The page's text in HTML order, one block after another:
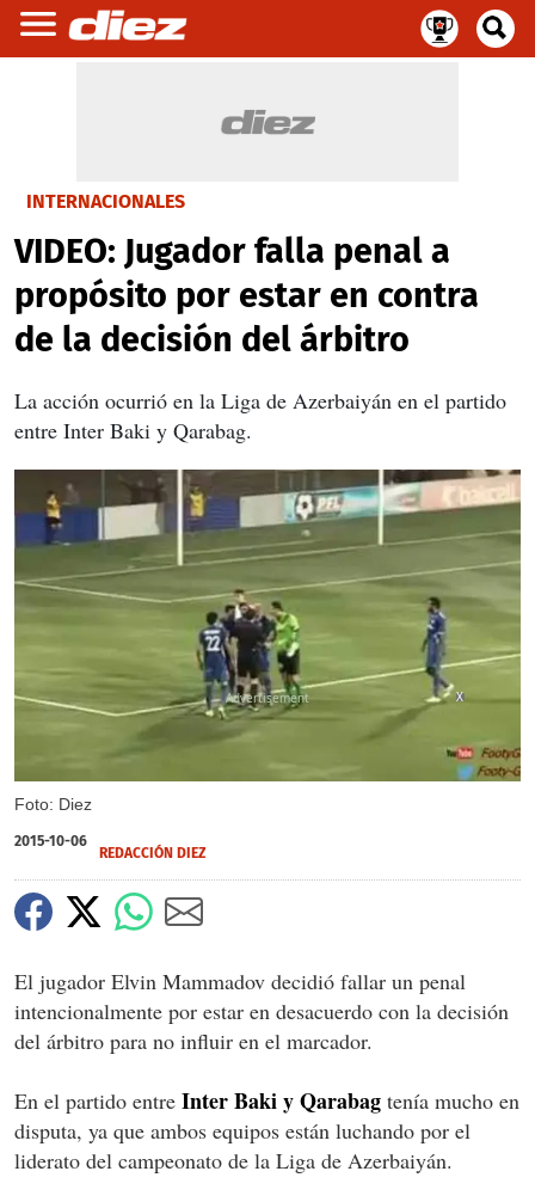
INTERNACIONALES
VIDEO: Jugador falla penal a
propósito por estar en contra
de la decisión del árbitro
La acción ocurrió en la Liga de Azerbaiyán en el partido
entre Inter Baki y Qarabag.
Foto: Diez
X
2015-10-06
REDACCIÓN DIEZ
El jugador Elvin Mammadov decidió fallar un penal
intencionalmente por estar en desacuerdo con la decisión
del árbitro para no influir en el marcador.
En el partido entre Inter Baki y Qarabag tenía mucho en
disputa, ya que ambos equipos están luchando por el
liderato del campeonato de la Liga de Azerbaiyán.